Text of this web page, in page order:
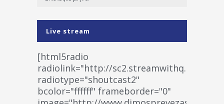
Live stream
[html5radio
radiolink="http://
radiotype="shoutcast2"
bcolor="ffffff" frameborder="0"